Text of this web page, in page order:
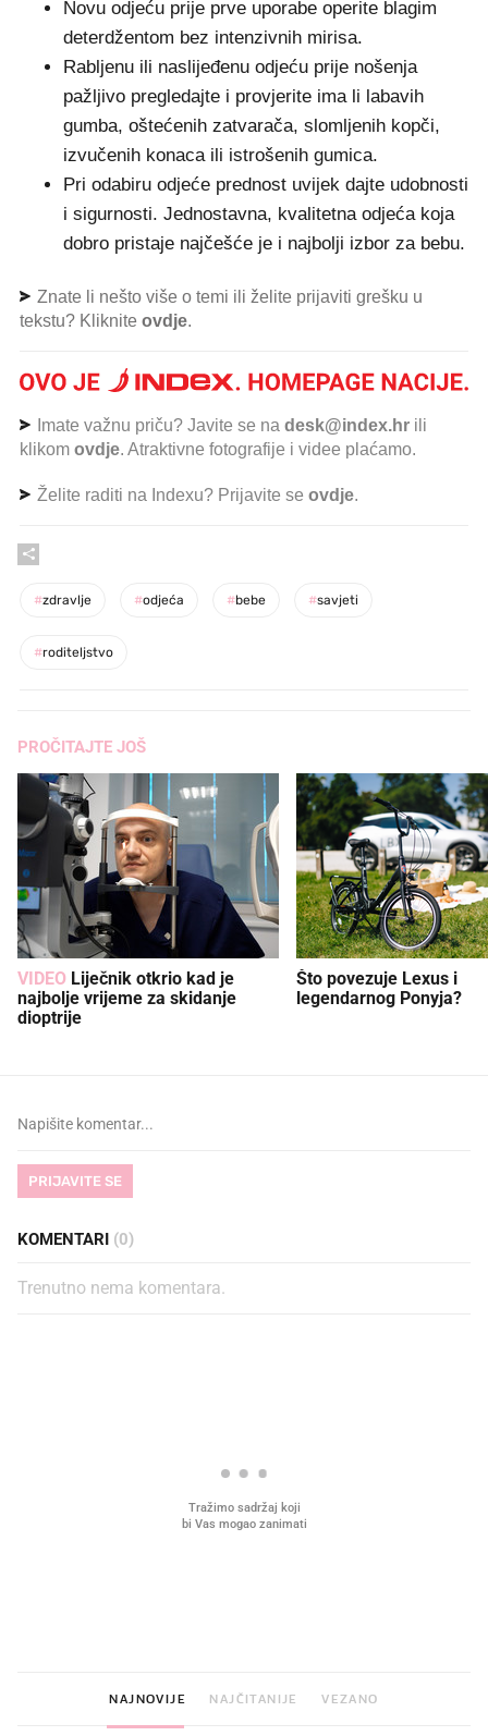
Novu odjeću prije prve uporabe operite blagim
deterdžentom bez intenzivnih mirisa.
Rabljenu ili naslijeđenu odjeću prije nošenja
pažljivo pregledajte i provjerite ima li labavih
gumba, oštećenih zatvarača, slomljenih kopči,
izvučenih konaca ili istrošenih gumica.
Pri odabiru odjeće prednost uvijek dajte udobnosti
i sigurnosti. Jednostavna, kvalitetna odjeća koja
dobro pristaje najčešće je i najbolji izbor za bebu.
Znate li nešto više o temi ili želite prijaviti grešku u
tekstu? Kliknite ovdje.
Imate važnu priču? Javite se na desk@index.hr ili
klikom ovdje. Atraktivne fotografije i videe plaćamo.
Želite raditi na Indexu? Prijavite se ovdje.
#zdravlje #odjeća #bebe #savjeti
#roditeljstvo
PROČITAJTE JOŠ
VIDEO
najbolje vrijeme za skidanje
dioptrije
Što povezuje Lexus i
legendarnog Ponyja?
PRIJAVITE SE
KOMENTARI (0)
Trenutno nema komentara.
NAJNOVIJE NAJČITANIJE VEZANO